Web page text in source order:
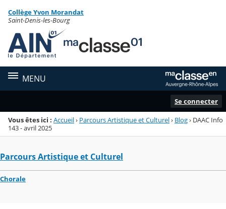
Menu de la rubrique
Contenu
Collège Yvon Morandat
Saint-Denis-les-Bourg
MENU
Se connecter
Vous êtes ici : Accueil› Parcours Artistique et Culturel› Blog› DAAC Info
143 - avril 2025
Parcours Artistique et Culturel
Chorale